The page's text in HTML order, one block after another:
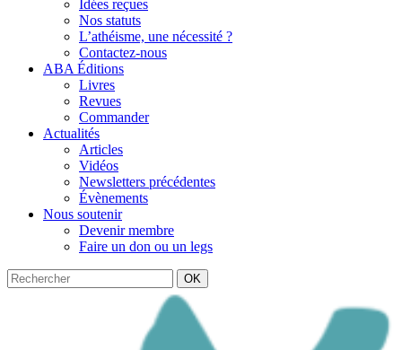
Idées reçues
Nos statuts
L’athéisme, une nécessité ?
Contactez-nous
ABA Éditions
Livres
Revues
Commander
Actualités
Articles
Vidéos
Newsletters précédentes
Évènements
Nous soutenir
Devenir membre
Faire un don ou un legs
OK